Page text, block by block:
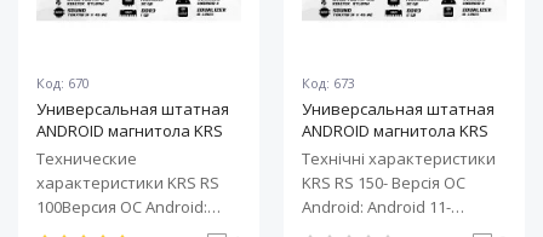
Код: 670
Универсальная штатная
ANDROID магнитола KRS
RS 100 9" 1/32 GB
Технические
характеристики KRS RS
100Версия ОС Android:
Android 11Процессор: 4-
Код: 673
Универсальная штатная
ANDROID магнитола KRS
RS 150 10" 2/32 GB
Технічні характеристики
KRS RS 150- Версія ОС
Android: Android 11-
Процесор: 4-ядерний ARM